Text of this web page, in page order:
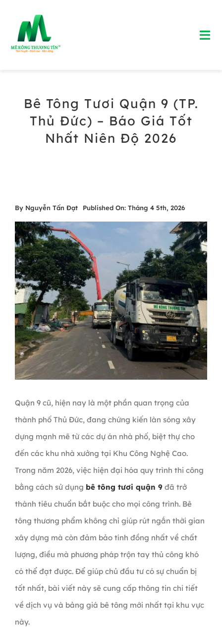
content
Giới Thiệu
Bảng Giá Bê Tông Tươi
Bê Tông Tươi Quận 9 (TP.
Thủ Đức) – Báo Giá Tốt
Nhất Niên Độ 2026
By Nguyễn Tấn Đạt Published On: Tháng 4 5th, 2026
Quận 9 cũ, hiện nay là một phần quan trọng của
thành phố Thủ Đức, đang chứng kiến làn sóng xây
dựng mạnh mẽ từ các dự án nhà phố, biệt thự cho
đến các khu nhà xưởng tại Khu Công Nghệ Cao.
Trong năm 2026, việc hiện đại hóa quy trình thi công
bằng cách sử dụng bê tông tươi quận 9đã trở
thành tiêu chuẩn bắt buộc cho mọi công trình. Bê
tông thương phẩm không chỉ giúp rút ngắn thời gian
xây dựng mà còn đảm bảo tính đồng nhất về chất
lượng, điều mà phương pháp trộn tay thủ công khó
có thể đạt được. Để giúp chủ đầu tư có sự chuẩn bị
tốt nhất, bài viết này sẽ cung cấp thông tin chi tiết
về dịch vụ và bảng giá bê tông mới nhất tại khu vực
này.